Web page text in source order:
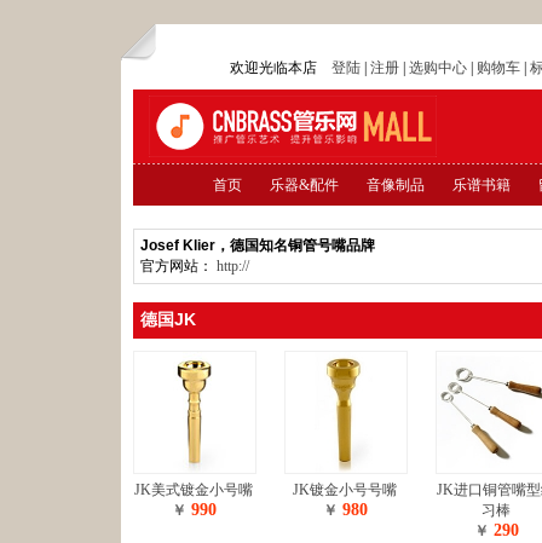
欢迎光临本店 登陆| 注册| 选购中心| 购物车|
首页 乐器&配件 音像制品 乐谱书籍
Josef Klier，德国知名铜管号嘴品牌
官方网站： http://
德国JK
JK美式镀金小号嘴
￥ 990
JK镀金小号号嘴
￥ 980
JK进口铜管嘴
习棒
￥ 290